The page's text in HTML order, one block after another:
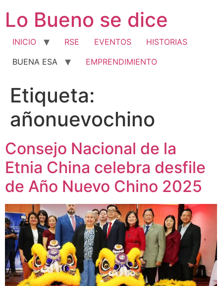
contenido
Lo Bueno se dice
INICIO RSE EVENTOS
HISTORIAS
BUENA ESA
EMPRENDIMIENTO
Etiqueta:
añonuevochino
Consejo Nacional de la
Etnia China celebra desfile
de Año Nuevo Chino 2025